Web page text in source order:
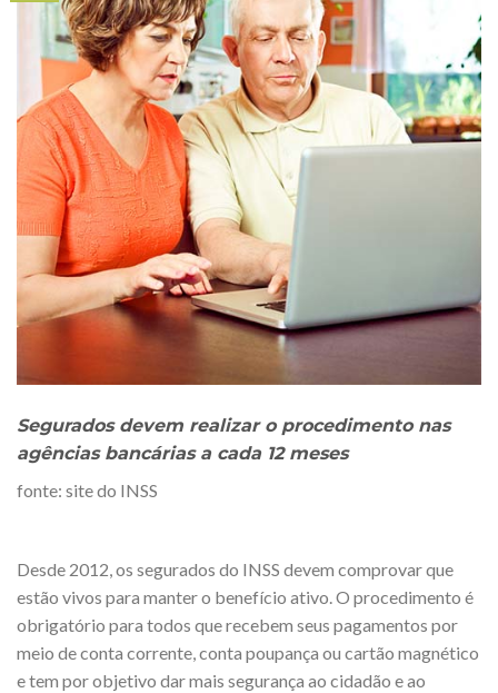
Segurados devem realizar o procedimento nas
agências bancárias a cada 12 meses
fonte: site do INSS
Desde 2012, os segurados do INSS devem comprovar que
estão vivos para manter o benefício ativo. O procedimento é
obrigatório para todos que recebem seus pagamentos por
meio de conta corrente, conta poupança ou cartão magnético
e tem por objetivo dar mais segurança ao cidadão e ao